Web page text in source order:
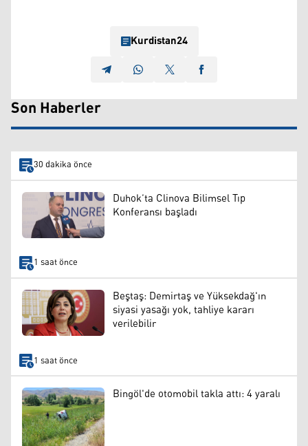
Kurdistan24
Son Haberler
30 dakika önce
Duhok’ta Clinova Bilimsel Tıp
Konferansı başladı
1 saat önce
Beştaş: Demirtaş ve Yüksekdağ'ın
siyasi yasağı yok, tahliye kararı
verilebilir
1 saat önce
Bingöl'de otomobil takla attı: 4 yaralı